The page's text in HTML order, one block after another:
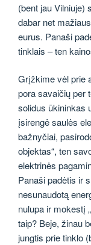
(bent jau Vilniuje)
dabar net
eurus. Panaši
tinklais – ten
Grįžkime vėl prie
pora savaičių per
solidus ūkininkas
įsirengė saulės
bažnyčiai,
objektas“, ten
elektrinės
Panaši padėtis ir
nesunaudotą
nulupa ir mokestį
taip? Beje, žinau
jungtis prie tinklo